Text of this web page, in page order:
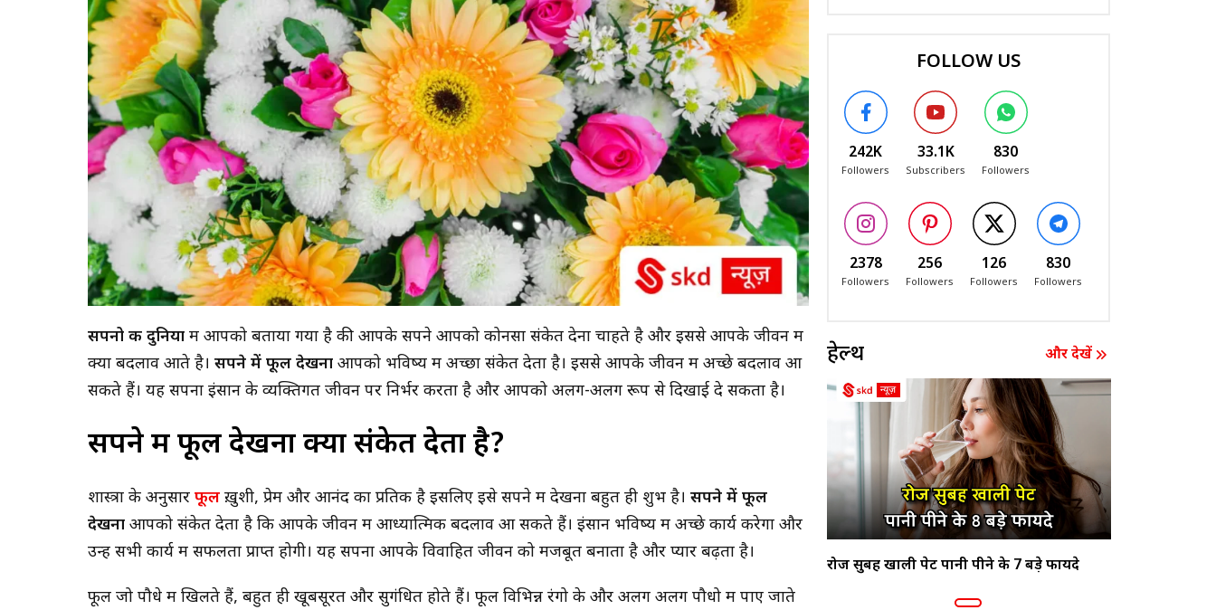
सपनो की दुनिया में आपको बताया गया है की आपके सपने आपको कोनसा संकेत देना चाहते है और इससे आपके जीवन में
क्या बदलाव आते है। सपने में फूल देखना आपको भविष्य में अच्छा संकेत देता है। इससे आपके जीवन में अच्छे बदलाव आ
सकते हैं। यह सपना इंसान के व्यक्तिगत जीवन पर निर्भर करता है और आपको अलग-अलग रूप से दिखाई दे सकता है।
सपने में फूल देखना क्या संकेत देता है?
शास्त्रों के अनुसार फूल ख़ुशी, प्रेम और आनंद का प्रतिक है इसलिए इसे सपने में देखना बहुत ही शुभ है। सपने में फूल
देखना आपको संकेत देता है कि आपके जीवन में आध्यात्मिक बदलाव आ सकते हैं। इंसान भविष्य में अच्छे कार्य करेगा और
उन्हें सभी कार्य में सफलता प्राप्त होगी। यह सपना आपके विवाहित जीवन को मजबूत बनाता है और प्यार बढ़ता है।
फूल जो पौधे में खिलते हैं, बहुत ही खूबसूरत और सुगंधित होते हैं। फूल विभिन्न रंगो के और अलग अलग पौधो में पाए जाते
FOLLOW US
242K
Followers
33.1K
Subscribers
830
Followers
2378
Followers
256
Followers
126
Followers
830
Followers
हेल्थ और देखें
रोज सुबह खाली पेट पानी पीने के 7 बड़े फायदे